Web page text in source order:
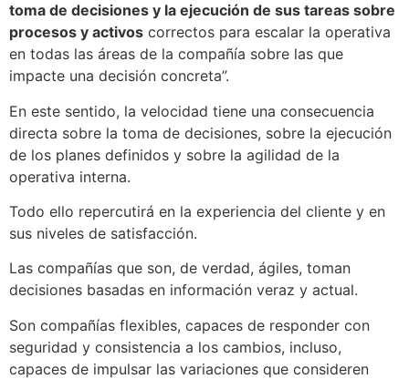
toma de decisiones y la ejecución de sus tareas sobre
procesos y activos correctos para escalar la operativa
en todas las áreas de la compañía sobre las que
impacte una decisión concreta”.
En este sentido, la velocidad tiene una consecuencia
directa sobre la toma de decisiones, sobre la ejecución
de los planes definidos y sobre la agilidad de la
operativa interna.
Todo ello repercutirá en la experiencia del cliente y en
sus niveles de satisfacción.
Las compañías que son, de verdad, ágiles, toman
decisiones basadas en información veraz y actual.
Son compañías flexibles, capaces de responder con
seguridad y consistencia a los cambios, incluso,
capaces de impulsar las variaciones que consideren